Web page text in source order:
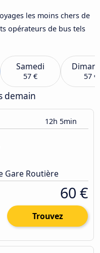
les moins chers de
opérateurs de bus tels
Samedi
57 € 57 €
demain
12h 5min
Gare Routière
60 €
Trouvez